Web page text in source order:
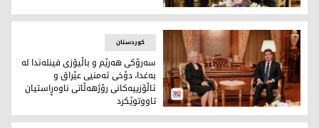
سه‌رۆكی هه‌رێم و كونسوڵى به‌ريتانيا تاووتوێی دۆخى گشتيى
سه‌رۆكی هه‌رێم و باڵيۆزى فينله‌ندا له‌ به‌غدا، دۆخى ئه‌منيى
کوردستان
سه‌رۆكی هه‌رێم و باڵيۆزى فينله‌ندا له‌
به‌غدا، دۆخى ئه‌منيى عێراق و
ئاڵۆزییه‌كانی رۆژهه‌ڵاتی ناوه‌ڕاستیان
تاووتوێكرد